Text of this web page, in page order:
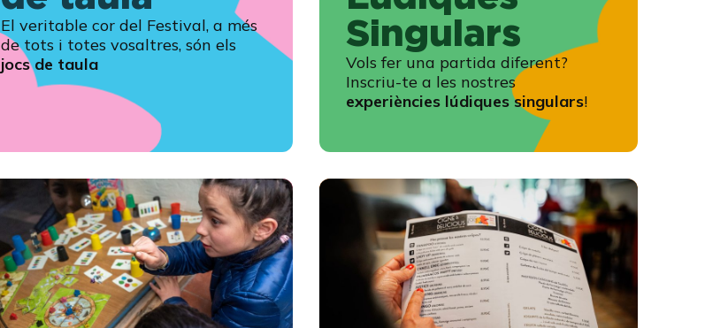
El veritable cor del Festival, a més
de tots i totes vosaltres, són els
jocs de taula
Singulars
Vols fer una partida diferent?
Inscriu-te a les nostres
experiències lúdiques singulars!